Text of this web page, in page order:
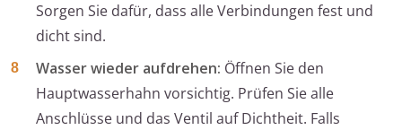
Sorgen Sie dafür, dass alle Verbindungen fest und
dicht sind.
Wasser wieder aufdrehen: Öffnen Sie den
Hauptwasserhahn vorsichtig. Prüfen Sie alle
Anschlüsse und das Ventil auf Dichtheit. Falls